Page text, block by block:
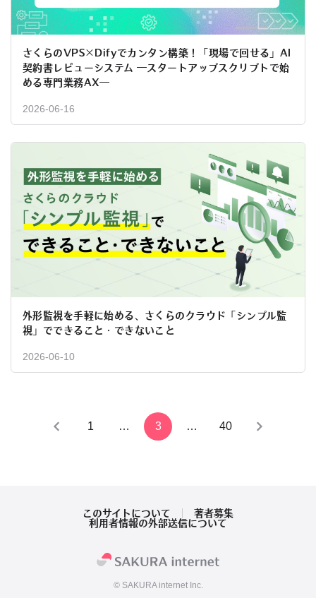
さくらのVPS×Difyでカンタン構築！「現場で回せる」AI
契約書レビューシステム ―スタートアップスクリプトで始
める専門業務AX―
2026-06-16
外形監視を手軽に始める、さくらのクラウド「シンプル監
視」でできること・できないこと
2026-06-10
1 … 3 … 40
このサイトについて
著者募集
利用者情報の外部送信について
© SAKURA internet Inc.